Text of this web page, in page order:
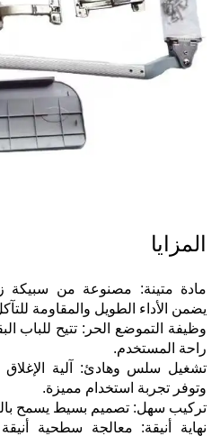
المزايا
مادة متينة: مصنوعة من سبيكة
يضمن الأداء الطويل والمقاومة
وظيفة التموضع الحر: تتيح للباب
راحة المستخدم.
تشغيل سلس وهادئ: آلية الإغلاق
وتوفر تجربة استخدام مميزة.
تركيب سهل: تصميم بسيط يسمح
نهاية أنيقة: معالجة سطحية